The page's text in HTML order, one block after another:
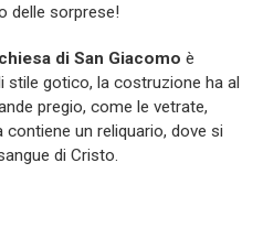
delle sorprese!
chiesa di San Giacomo è
stile gotico, la costruzione ha al
pregio, come le vetrate,
contiene un reliquario, dove si
di Cristo.